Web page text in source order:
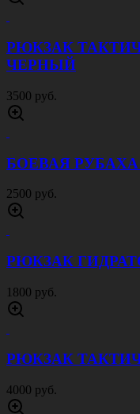
РЮКЗАК
ЧЕРНЫЙ
3500 руб.
БОЕВАЯ
2500 руб.
РЮКЗАК
1800 руб.
РЮКЗАК
4000 руб.